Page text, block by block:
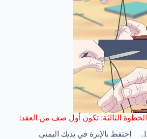
الخطوة الثالثة: تكون أول صف من العقد:
1. احتفظ بالإبرة في يديك اليمنى